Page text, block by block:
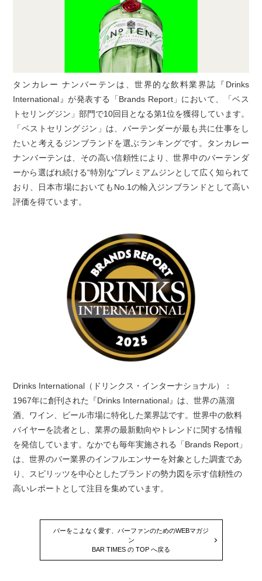
タンカレー ナンバーテンは、世界的な飲料業界誌『Drinks
International』が発表する「Brands Report」において、「ベス
トセリングジン」部門で10回目となる第1位を獲得しています。
「ベストセリングジン」は、バーテンダーが最も共に仕事をし
たいと考えるジンブランドを選ぶランキングです。タンカレー
ナンバーテンは、その高い信頼性により、世界中のバーテンダ
ーから選ばれ続ける“特別な”プレミアムジンとして広く知られて
おり、日本市場においてもNo.1の輸入ジンブランドとして高い
評価を得ています。
Drinks International（ドリンクス・インターナショナル）：
1967年に創刊された『Drinks International』は、世界の蒸溜
酒、ワイン、ビール市場に特化した業界誌です。世界中の飲料
バイヤーを読者とし、業界の最新動向やトレンドに関する情報
を発信しています。なかでも毎年実施される「Brands Report」
は、世界のバー業界のインフルエンサーを対象とした調査であ
り、スピリッツを中心としたブランドの勢力図を示す信頼性の
高いレポートとして注目を集めています。
バーをこよなく愛す、バーファンのためのWEBマガジ
ン
BAR TIMES の TOP へ戻る